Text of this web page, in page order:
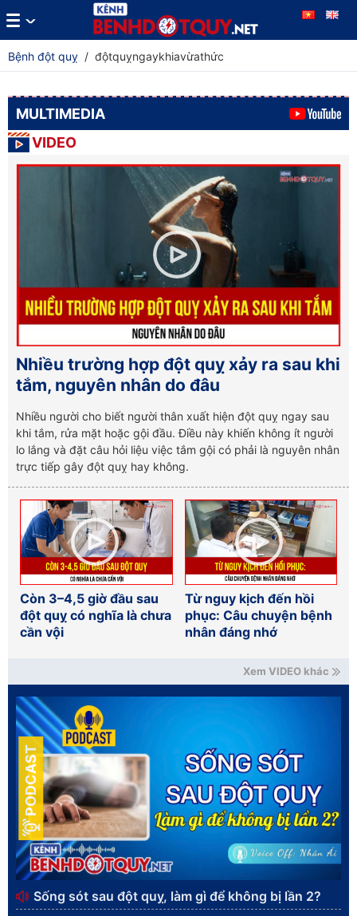
Bệnh đột quỵ / độtquỵngaykhiavừathức
MULTIMEDIA
VIDEO
Nhiều trường hợp đột quỵ xảy ra sau khi
tắm, nguyên nhân do đâu
Nhiều người cho biết người thân xuất hiện đột quỵ ngay sau
khi tắm, rửa mặt hoặc gội đầu. Điều này khiến không ít người
lo lắng và đặt câu hỏi liệu việc tắm gội có phải là nguyên nhân
trực tiếp gây đột quỵ hay không.
Còn 3–4,5 giờ đầu sau
đột quỵ có nghĩa là chưa
cần vội
Từ nguy kịch đến hồi
phục: Câu chuyện bệnh
nhân đáng nhớ
Xem VIDEO khác
PODCAST
Sống sót sau đột quỵ, làm gì để không bị lần 2?